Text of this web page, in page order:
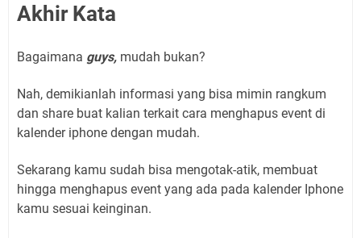
Akhir Kata
Bagaimana guys, mudah bukan?
Nah, demikianlah informasi yang bisa mimin rangkum
dan share buat kalian terkait cara menghapus event di
kalender iphone dengan mudah.
Sekarang kamu sudah bisa mengotak-atik, membuat
hingga menghapus event yang ada pada kalender Iphone
kamu sesuai keinginan.